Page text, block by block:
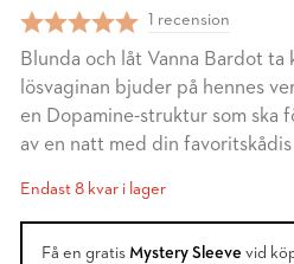
1 recension
Blunda och låt Vanna Bardot
lösvaginan bjuder på hennes
en Dopamine-struktur som ska
av en natt med din
Endast 8 kvar i lager
Få en gratis Mystery Sleeve vid